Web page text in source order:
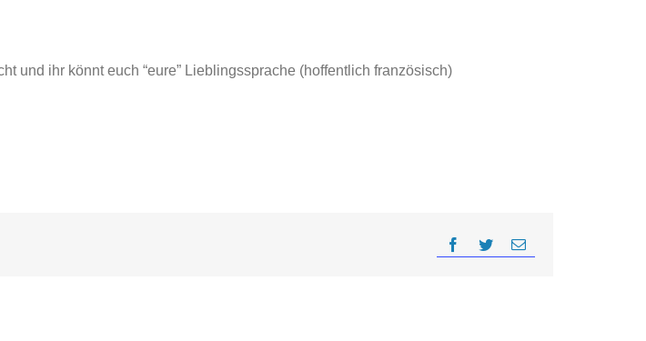
und ihr könnt euch “eure” Lieblingssprache (hoffentlich französisch)